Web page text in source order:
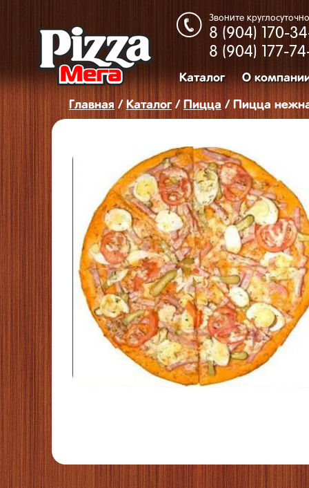
Звоните
8 (904) 170-
8 (904) 177-
Каталог О
Главная/ Каталог/ Пицца / Пицца